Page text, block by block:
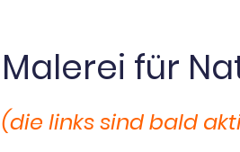
Malerei für
(die links sind bald